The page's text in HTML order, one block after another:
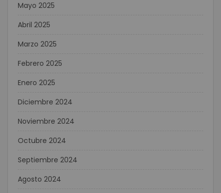
Mayo 2025
Abril 2025
Marzo 2025
Febrero 2025
Enero 2025
Diciembre 2024
Noviembre 2024
Octubre 2024
Septiembre 2024
Agosto 2024